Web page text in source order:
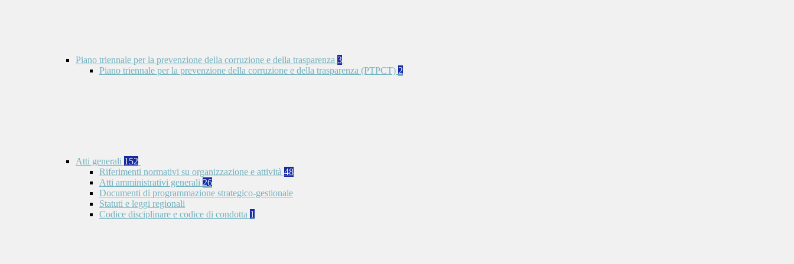
Piano triennale per la prevenzione della corruzione e della trasparenza 3
Piano triennale per la prevenzione della corruzione e della trasparenza (PTPCT) 2
Atti generali 152
Riferimenti normativi su organizzazione e attività 48
Atti amministrativi generali 26
Documenti di programmazione strategico-gestionale
Statuti e leggi regionali
Codice disciplinare e codice di condotta 1